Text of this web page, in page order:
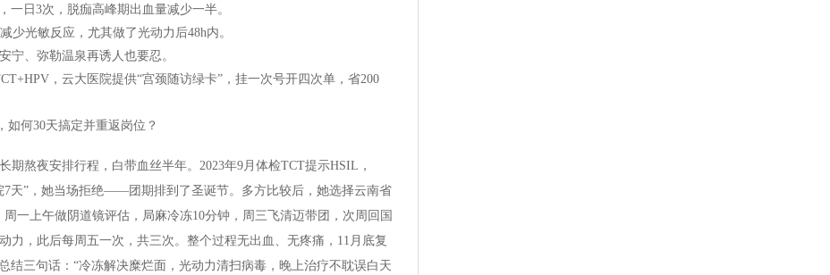
一日3次，脱痂高峰期出血量减少一半。
少光敏反应，尤其做了光动力后48h内。
宁、弥勒温泉再诱人也要忍。
，云大医院提供“宫颈随访绿卡”，挂一次号开四次单，省200
何30天搞定并重返岗位？
期熬夜安排行程，白带血丝半年。2023年9月体检TCT提示HSIL，
7天”，她当场拒绝——团期排到了圣诞节。多方比较后，她选择云南省
一上午做阴道镜评估，局麻冷冻10分钟，周三飞清迈带团，次周回国
力，此后每周五一次，共三次。整个过程无出血、无疼痛，11月底复
结三句话：“冷冻解决糜烂面，光动力清扫病毒，晚上治疗不耽误白天